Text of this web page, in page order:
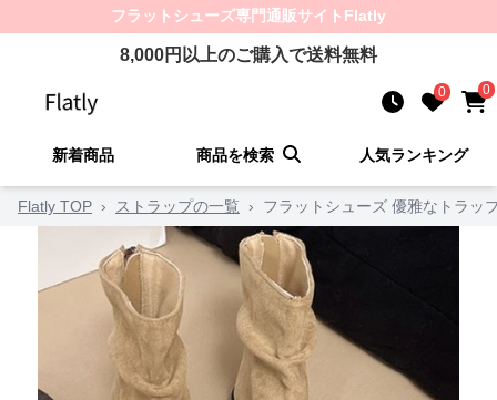
フラットシューズ専門通販サイト Flatly
8,000円以上のご購入で送料無料
0 0
新着商品 商品を検索 人気ランキング
Flatly TOP › ストラップの一覧 › フラットシューズ 優雅なトラッ